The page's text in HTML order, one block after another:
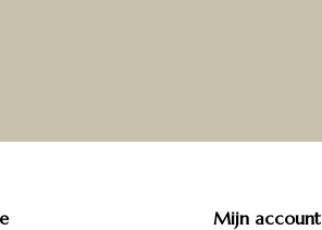
Mijn account